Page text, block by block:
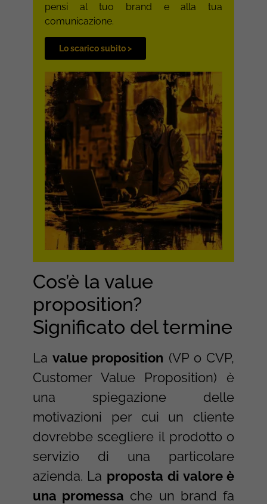
pensi al tuo brand e alla tua
comunicazione.
Lo scarico subito >
Cos’è la value
proposition?
Significato del termine
Lavalue proposition (VP o CVP,
Customer Value Proposition) è
una spiegazione delle
motivazioni per cui un cliente
dovrebbe scegliere il prodotto o
servizio di una particolare
azienda. La proposta di valore è
una promessa che un brand fa